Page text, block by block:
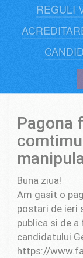
REGULI
Pagona
Buna ziua!
Am gasit o
postari de ieri
publica si de
candidatului
https://